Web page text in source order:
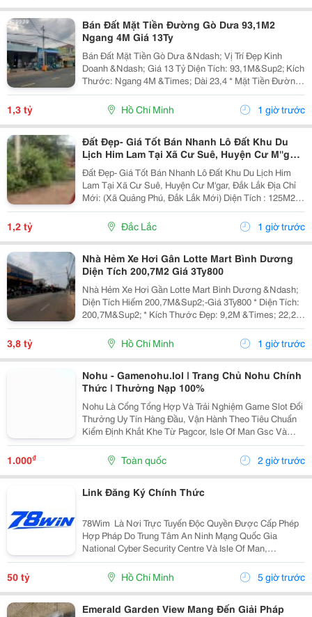
Bán Đất Mặt Tiền Đường Gò Dưa 93,1M2
Ngang 4M Giá 13Ty
Bán Đất Mặt Tiền Gò Dưa &Ndash; Vị Trí Đẹp Kinh
Doanh &Ndash; Giá 13 Tỷ Diện Tích: 93,1M&Sup2; Kích
Thước: Ngang 4M &Times; Dài 23,4 * Mặt Tiền Đường
Lớn, Xe Cộ Qua Lại Đông Đúc. * Thích Hợp Xây Nhà
Phố, Văn Phòng, Cửa Hàng, Showroom Hoặc Đầu...
1,3 tỷ Hồ Chí Minh 1 giờ trước
Đất Đẹp- Giá Tốt Bán Nhanh Lô Đất Khu Du
Lịch Him Lam Tại Xã Cư Suê, Huyện Cư M''gar,
Đắk Lắk
Đất Đẹp- Giá Tốt Bán Nhanh Lô Đất Khu Du Lịch Him
Lam Tại Xã Cư Suê, Huyện Cư M'gar, Đắk Lắk Địa Chỉ
Mới: (Xã Quảng Phú, Đắk Lắk Mới) Diện Tích : 125M2,
75M2 Thổ Cư. Nở Hậu Giá Bán: 1,2 Tỷ(Có Thương
Lượng) - Vị Trí Đẹp Giao Thông Thuận Lợi, Đất...
1,2 tỷ Đắc Lắc 1 giờ trước
Nhà Hẻm Xe Hơi Gân Lotte Mart Bình Dương
Diện Tích 200,7M2 Giá 3Ty800
Nhà Hẻm Xe Hơi Gần Lotte Mart Bình Dương &Ndash;
Diện Tích Hiếm 200,7M&Sup2;-Giá 3Ty800 * Diện Tích:
200,7M&Sup2; * Kích Thước Đẹp: 9,2M &Times; 22,2M
* Nhà Cấp 4 Gồm 3 Phòng Ngủ, 1 Wc * Hẻm Xe Hơi
Rộng, Ô Tô Vào Tận Nhà * Hướng Đông Nam, Đất...
3,8 tỷ Hồ Chí Minh 1 giờ trước
Nohu - Gamenohu.lol | Trang Chủ Nohu Chính
Thức | Thưởng Nạp 100%
Nohu Là Cổng Tổng Hợp Và Trải Nghiệm Game Slot Đổi
Thưởng Uy Tín Hàng Đầu, Vận Hành Theo Tiêu Chuẩn
Kiểm Định Khắt Khe Từ Pagcor, Isle Of Man Gsc Và
Curacao Egaming. Tích Hợp Chứng Nhận Bảo Mật
Geotrust Giao Thức Ssl 256-Bit, Trang Web
Gamenohu.lol...
1.000₫ Toàn quốc 2 giờ trước
Link Đăng Ký Chính Thức
78Wim ⁠ Là Nơi Trực Tuyến Độc Quyền Được Cấp Phép
Hợp Pháp Do Trung Tâm An Ninh Mạng Quốc Gia
National Cyber Security Centre Và Isle Of Man,
Cagayan,Và Pagcor Cấp Phép. Những Giấy Phép Khẳng
Định Sân Chơi Này An Toàn Và Minh Bạch Thu Hút Hơn
10 Triệu...
50 tỷ Hồ Chí Minh 5 giờ trước
Emerald Garden View Mang Đến Giải Pháp